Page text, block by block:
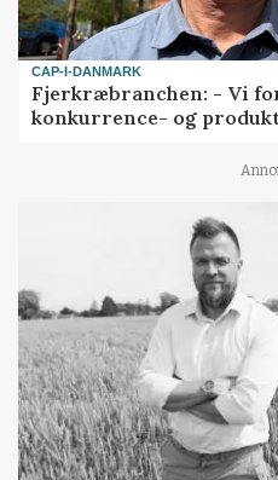
CAP-I-DANMARK
Fjerkræbranchen: - Vi
konkurrence- og